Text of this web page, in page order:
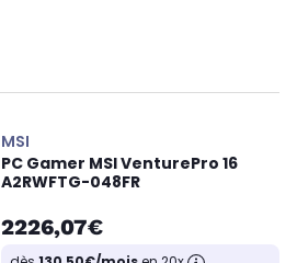
MSI
PC Gamer MSI VenturePro 16
A2RWFTG-048FR
2226,07€